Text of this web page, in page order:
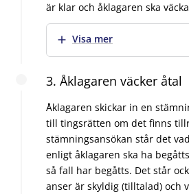
är klar och åklagaren ska
Visa mer
3. Åklagaren väcker åtal
Åklagaren skickar in en
till tingsrätten om det finns
stämningsansökan står det
enligt åklagaren ska ha
så fall har begåtts. Det står
anser är skyldig (tilltalad) och